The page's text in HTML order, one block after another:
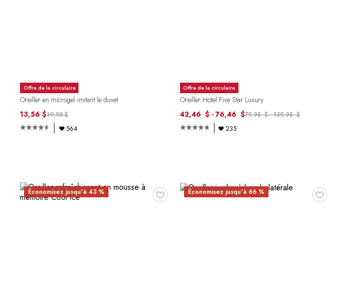
Offre de la circulaire
Oreiller en microgel imitant le duvet
13,56 $39,95 $
564
Offre de la circulaire
Oreiller Hotel Five Star Luxury
42,46 $ - 76,46 $79,95 $ - 139,95 $
235
♥
Économisez jusqu'à 43 % ♥
Économisez jusqu'à 66 %